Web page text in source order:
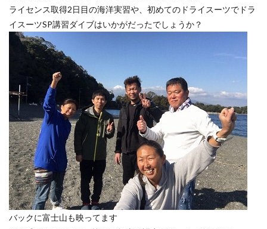
ライセンス取得2日目の海洋実習や、初めてのドライスーツでドラ
イスーツSP講習ダイブはいかがだったでしょうか？
バックに富士山も映ってます